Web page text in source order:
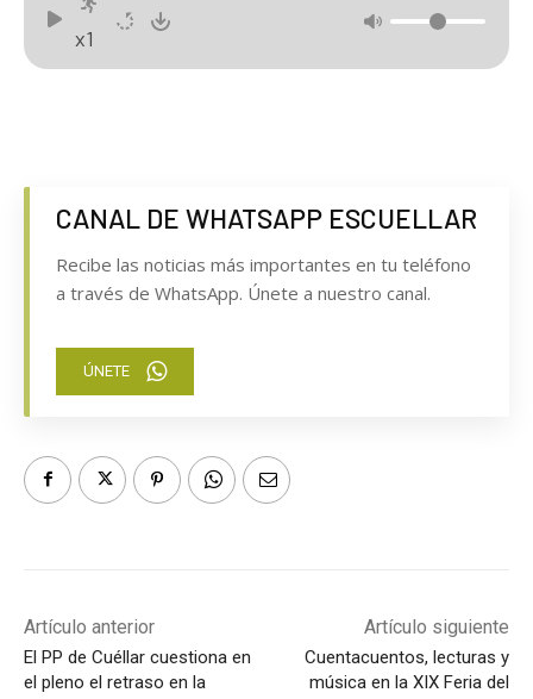
x1
CANAL DE WHATSAPP ESCUELLAR
Recibe las noticias más importantes en tu teléfono
a través de WhatsApp. Únete a nuestro canal.
ÚNETE
Artículo anterior
El PP de Cuéllar cuestiona en
el pleno el retraso en la
Artículo siguiente
Cuentacuentos, lecturas y
música en la XIX Feria del